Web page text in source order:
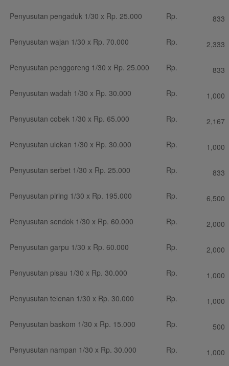
Penyusutan pengaduk 1/30 x Rp. 25.000 Rp. 833
Penyusutan wajan 1/30 x Rp. 70.000 Rp. 2,333
Penyusutan penggoreng 1/30 x Rp. 25.000 Rp. 833
Penyusutan wadah 1/30 x Rp. 30.000 Rp. 1,000
Penyusutan cobek 1/30 x Rp. 65.000 Rp. 2,167
Penyusutan ulekan 1/30 x Rp. 30.000 Rp. 1,000
Penyusutan serbet 1/30 x Rp. 25.000 Rp. 833
Penyusutan piring 1/30 x Rp. 195.000 Rp. 6,500
Penyusutan sendok 1/30 x Rp. 60.000 Rp. 2,000
Penyusutan garpu 1/30 x Rp. 60.000 Rp. 2,000
Penyusutan pisau 1/30 x Rp. 30.000 Rp. 1,000
Penyusutan telenan 1/30 x Rp. 30.000 Rp. 1,000
Penyusutan baskom 1/30 x Rp. 15.000 Rp. 500
Penyusutan nampan 1/30 x Rp. 30.000 Rp. 1,000